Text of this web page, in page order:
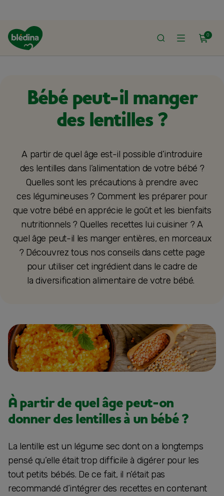
0
ACCUEIL
Bébé peut-il manger
des lentilles ?
A partir de quel âge est-il possible d’introduire
des lentilles dans l’alimentation de votre bébé ?
Quelles sont les précautions à prendre avec
ces légumineuses ? Comment les préparer pour
que votre bébé en apprécie le goût et les bienfaits
nutritionnels ? Quelles recettes lui cuisiner ? A
quel âge peut-il les manger entières, en morceaux
? Découvrez tous nos conseils dans cette page
pour utiliser cet ingrédient dans le cadre de
la diversification alimentaire de votre bébé.
À partir de quel âge peut-on
donner des lentilles à un bébé ?
La lentille est un légume sec dont on a longtemps
pensé qu’elle était trop difficile à digérer pour les
tout petits bébés. De ce fait, il n’était pas
recommandé d’intégrer des recettes en contenant